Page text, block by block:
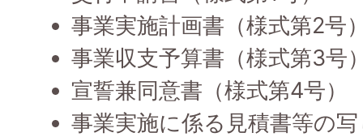
事業実施計画書（様式第2号
事業収支予算書（様式第3号
宣誓兼同意書（様式第4号）
事業実施に係る見積書等の